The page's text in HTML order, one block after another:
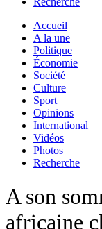
Accueil
A la une
Politique
Économie
Société
Culture
Sport
Opinions
International
Vidéos
Photos
Recherche
A son
africaine